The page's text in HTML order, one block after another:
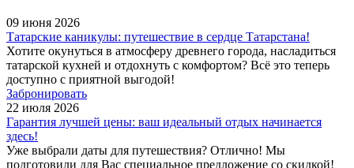
09 июня 2026
Татарские каникулы: путешествие в сердце Татарстана!
Хотите окунуться в атмосферу древнего города, насладиться
татарской кухней и отдохнуть с комфортом? Всё это теперь
доступно с приятной выгодой!
Забронировать
22 июля 2026
Гарантия лучшей цены: ваш идеальный отдых начинается
здесь!
Уже выбрали даты для путешествия? Отлично! Мы
подготовили для Вас специальное предложение со скидкой!